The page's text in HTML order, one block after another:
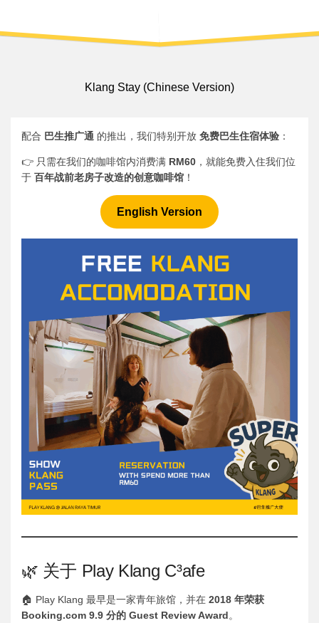
Klang Stay (Chinese Version)
配合 巴生推广通 的推出，我们特别开放 免费巴生住宿体验 ：
👉 只需在我们的咖啡馆内消费满 RM60 ，就能免费入住我们位
于 百年战前老房子改造的创意咖啡馆 ！
English Version
🌿 关于 Play Klang C³afe
🏠 Play Klang 最早是一家青年旅馆，并在 2018 年荣获
Booking.com 9.9 分的 Guest Review Award。